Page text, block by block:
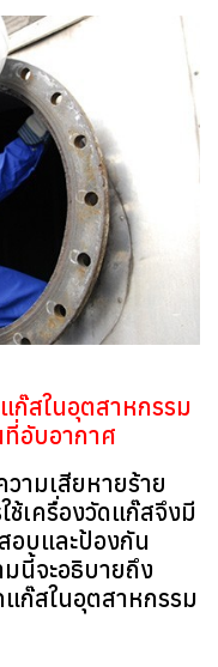
ก๊สในอุตสาหกรรม
ที่อับอากาศ
ามเสียหายร้าย
ช้เครื่องวัดแก๊สจึงมี
อบและป้องกัน
นี้จะอธิบายถึง
ก๊สในอุตสาหกรรม